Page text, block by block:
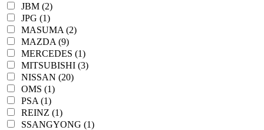
JBM (2)
JPG (1)
MASUMA (2)
MAZDA (9)
MERCEDES (1)
MITSUBISHI (3)
NISSAN (20)
OMS (1)
PSA (1)
REINZ (1)
SSANGYONG (1)